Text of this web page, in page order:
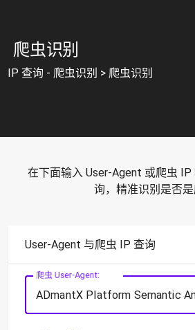
爬虫识别
IP 查询 - 爬虫识别 > 爬虫识别
在下面输入 User-Agent 或爬虫
询，精准识别是否
User-Agent 与爬虫 IP 查询
爬虫 User-Agent: